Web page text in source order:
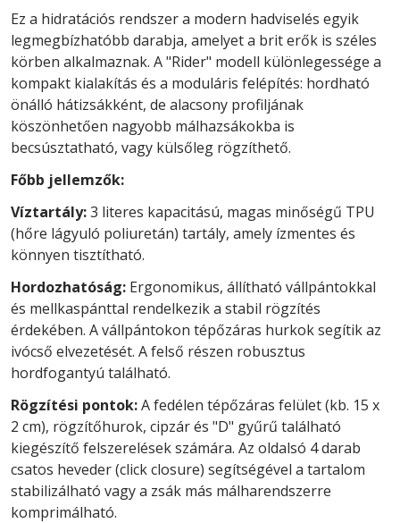
Ez a hidratációs rendszer a modern hadviselés egyik
legmegbízhatóbb darabja, amelyet a brit erők is széles
körben alkalmaznak. A "Rider" modell különlegessége a
kompakt kialakítás és a moduláris felépítés: hordható
önálló hátizsákként, de alacsony profiljának
köszönhetően nagyobb málhazsákokba is
becsúsztatható, vagy külsőleg rögzíthető.
Főbb jellemzők:
Víztartály:3 literes kapacitású, magas minőségű TPU
(hőre lágyuló poliuretán) tartály, amely ízmentes és
könnyen tisztítható.
Hordozhatóság: Ergonomikus, állítható vállpántokkal
és mellkaspánttal rendelkezik a stabil rögzítés
érdekében. A vállpántokon tépőzáras hurkok segítik az
ivócső elvezetését. A felső részen robusztus
hordfogantyú található.
Rögzítési pontok:A fedélen tépőzáras felület (kb. 15 x
2 cm), rögzítőhurok, cipzár és "D" gyűrű található
kiegészítő felszerelések számára. Az oldalsó 4 darab
csatos heveder (click closure) segítségével a tartalom
stabilizálható vagy a zsák más málharendszerre
komprimálható.